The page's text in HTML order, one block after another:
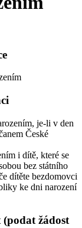
je-li v den
České
i dítě, které se
bez státního
dítěte bezdomovci
ke dni narození
žádost